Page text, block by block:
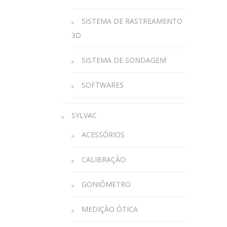
SISTEMA DE RASTREAMENTO
3D
SISTEMA DE SONDAGEM
SOFTWARES
SYLVAC
ACESSÓRIOS
CALIBRAÇÃO
GONIÔMETRO
MEDIÇÃO ÓTICA